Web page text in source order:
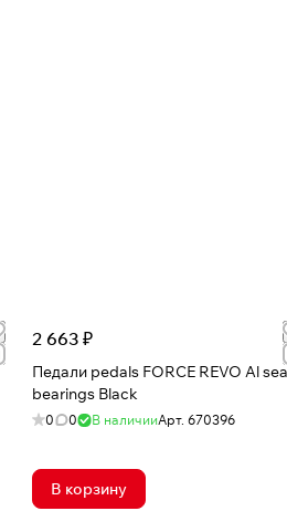
2 663 ₽
Педали pedals FORCE REVO Al
bearings Black
0 0 В наличииАрт. 670396
В корзину